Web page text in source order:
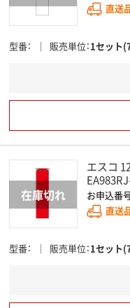
直送
型番 販売単位 1セット
エスコ
お申込番
直送
型番 販売単位 1セット